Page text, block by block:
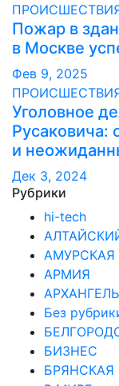
Пожар в
в Москве
Фев 9, 2025
Уголовное
Русаковича:
и
Дек 3, 2024
Рубрики
hi-tech
АМУРСКАЯ
АРМИЯ
Без
БИЗНЕС
БРЯНСКАЯ